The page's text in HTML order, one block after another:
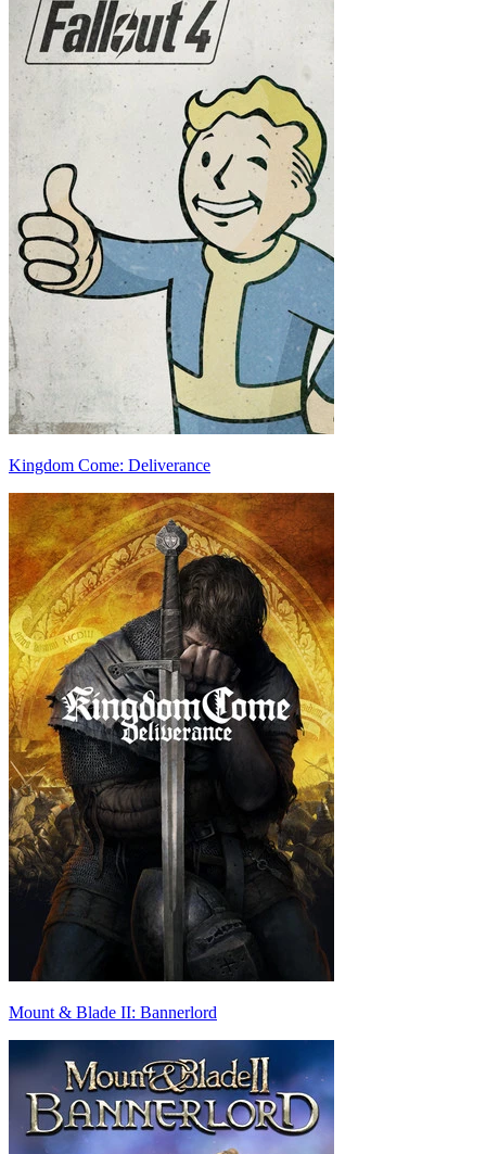
Kingdom Come: Deliverance
Mount & Blade II: Bannerlord